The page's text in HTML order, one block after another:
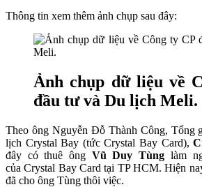
Thông tin xem thêm ảnh chụp sau đây:
Ảnh chụp dữ liệu về
đầu tư và Du lịch Meli.
Theo ông Nguyễn Đỗ Thành Công, Tổng
lịch Crystal Bay (tức Crystal Bay Card),
đây có thuê ông Vũ Duy Tùng làm
của Crystal Bay Card tại TP HCM. Hiện
đã cho ông Tùng thôi việc.